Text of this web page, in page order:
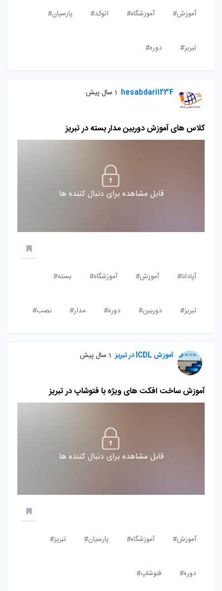
آموزش# آموزشگاه# اتوکد# پارسیان#
تبریز# دوره#
hesabdari1234 1 سال پیش
کلاس‌ های آموزش دوربین مدار بسته در تبریز
قابل مشاهده برای دنبال کننده ها
آپادانا# آموزش# آموزشگاه# بسته#
تبریز# دوربین# دوره# مدار# نصب#
آموزش ICDL در تبریز 1 سال پیش
آموزش ساخت افکت‌ های ویژه با فتوشاپ در تبریز
قابل مشاهده برای دنبال کننده ها
آموزش# آموزشگاه# پارسیان# تبریز#
دوره# فتوشاپ#